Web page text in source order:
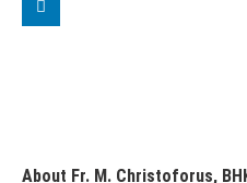
About Fr. M. Christoforus,